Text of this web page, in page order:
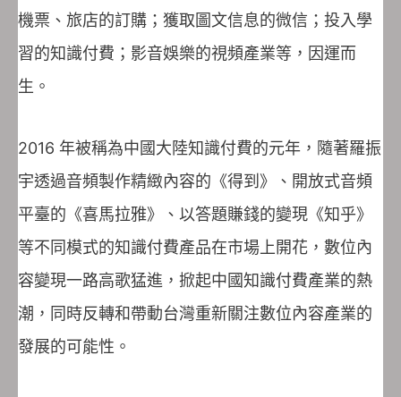
機票、旅店的訂購；獲取圖文信息的微信；投入學
習的知識付費；影音娛樂的視頻產業等，因運而
生。
2016 年被稱為中國大陸知識付費的元年，隨著羅振
宇透過音頻製作精緻內容的《得到》、開放式音頻
平臺的《喜馬拉雅》、以答題賺錢的變現《知乎》
等不同模式的知識付費產品在市場上開花，數位內
容變現一路高歌猛進，掀起中國知識付費產業的熱
潮，同時反轉和帶動台灣重新關注數位內容產業的
發展的可能性。